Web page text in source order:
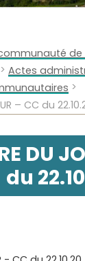
> Actes
>
– CC du
DU
du